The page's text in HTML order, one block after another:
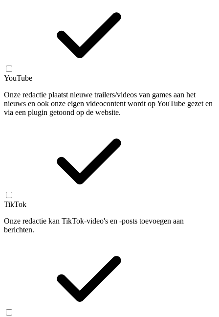
YouTube
Onze redactie plaatst nieuwe trailers/videos van games aan het
nieuws en ook onze eigen videocontent wordt op YouTube gezet en
via een plugin getoond op de website.
TikTok
Onze redactie kan TikTok-video's en -posts toevoegen aan
berichten.